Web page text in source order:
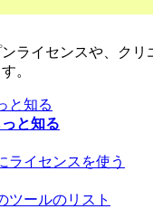
ライセンスや、ク
。
と知る
と知る
ライセンスを使う
ツールのリスト